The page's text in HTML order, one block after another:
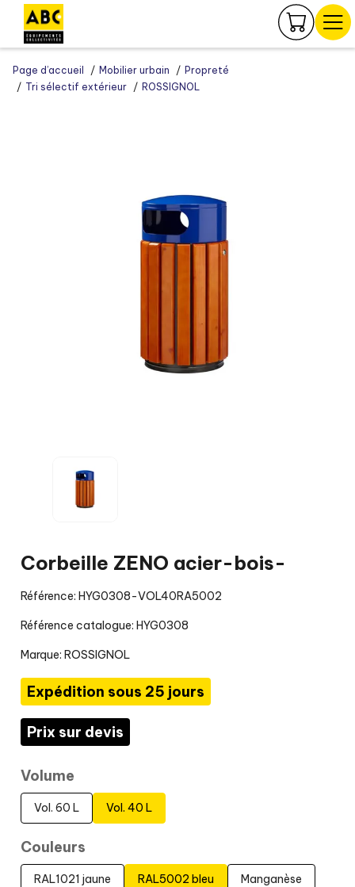
Page d’accueil Mobilier urbain
Propreté
Tri sélectif extérieur
ROSSIGNOL
Corbeille ZENO acier-bois-
Référence: HYG0308-VOL40RA5002
Référence catalogue: HYG0308
Marque: ROSSIGNOL
Expédition sous 25 jours
Prix sur devis
Volume
Vol. 60 L Vol. 40 L
Couleurs
RAL1021 jaune RAL5002 bleu Manganèse
Panneau de gestion des cookies